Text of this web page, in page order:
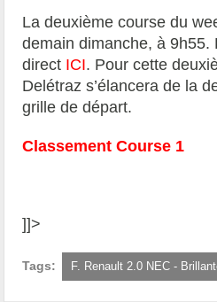
La deuxième course du
demain dimanche, à 9h55.
direct ICI. Pour cette
Delétraz s’élancera de la
grille de départ.
Classement Course 1
]]>
Tags: F. Renault 2.0 NEC -